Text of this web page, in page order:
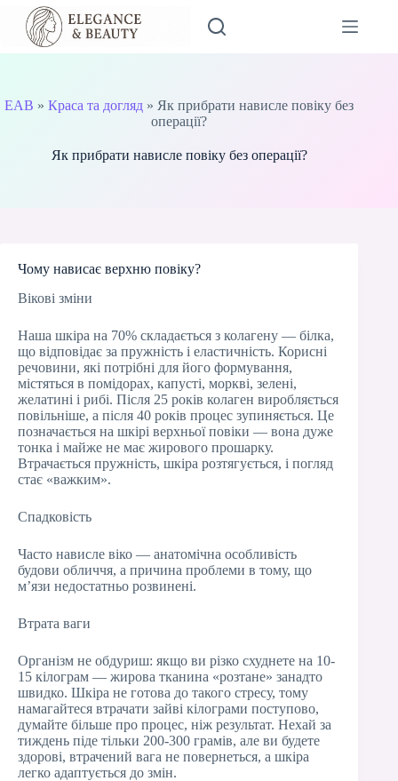
Перейти
вмісту
EAB »Краса та догляд » Як прибрати нависле повіку без
операції?
Як прибрати нависле повіку без операції?
Чому нависає верхню повіку?
Вікові зміни
Наша шкіра на 70% складається з колагену — білка,
що відповідає за пружність і еластичність. Корисні
речовини, які потрібні для його формування,
містяться в помідорах, капусті, моркві, зелені,
желатині і рибі. Після 25 років колаген виробляється
повільніше, а після 40 років процес зупиняється. Це
позначається на шкірі верхньої повіки — вона дуже
тонка і майже не має жирового прошарку.
Втрачається пружність, шкіра розтягується, і погляд
стає «важким».
Спадковість
Часто нависле віко — анатомічна особливість
будови обличчя, а причина проблеми в тому, що
м’язи недостатньо розвинені.
Втрата ваги
Організм не обдуриш: якщо ви різко схуднете на 10-
15 кілограм — жирова тканина «розтане» занадто
швидко. Шкіра не готова до такого стресу, тому
намагайтеся втрачати зайві кілограми поступово,
думайте більше про процес, ніж результат. Нехай за
тиждень піде тільки 200-300 грамів, але ви будете
здорові, втрачений вага не повернеться, а шкіра
легко адаптується до змін.